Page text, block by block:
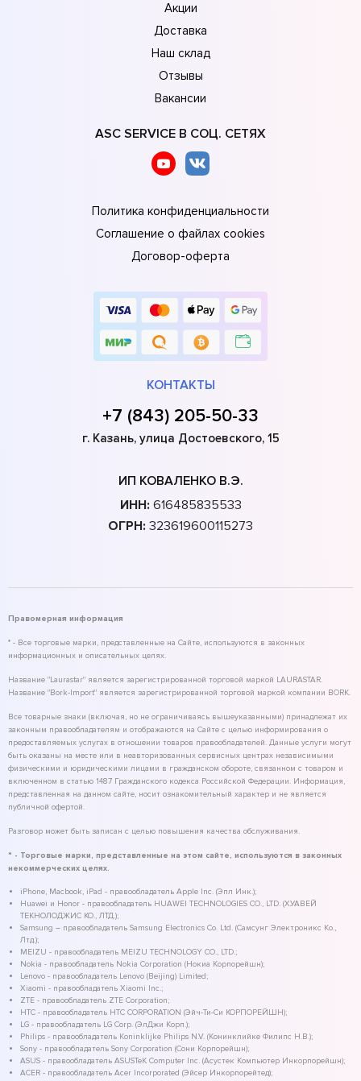
Акции
Доставка
Наш склад
Отзывы
Вакансии
ASC SERVICE В СОЦ. СЕТЯХ
Политика конфиденциальности
Соглашение о файлах cookies
Договор-оферта
КОНТАКТЫ
+7 (843) 205-50-33
г. Казань, улица Достоевского, 15
ИП КОВАЛЕНКО В.Э.
ИНН: 616485835533
ОГРН: 323619600115273
Правомерная информация
* - Все торговые марки, представленные на Сайте, используются в законных
информационных и описательных целях.
Название "Laurastar" является зарегистрированной торговой маркой LAURASTAR.
Название "Bork-Import" является зарегистрированной торговой маркой компании BORK.
Все товарные знаки (включая, но не ограничиваясь вышеуказанными) принадлежат их
законным правообладателям и отображаются на Сайте с целью информирования о
предоставляемых услугах в отношении товаров правообладателей. Данные услуги могут
быть оказаны на месте или в неавторизованных сервисных центрах независимыми
физическими и юридическими лицами в гражданском обороте, связанном с товаром и
включенном в статью 1487 Гражданского кодекса Российской Федерации. Информация,
представленная на данном сайте, носит ознакомительный характер и не является
публичной офертой.
Разговор может быть записан с целью повышения качества обслуживания.
* - Торговые марки, представленные на этом сайте, используются в законных
некоммерческих целях.
iPhone, Macbook, iPad - правообладатель Apple Inc. (Эпл Инк.);
Huawei и Honor - правообладатель HUAWEI TECHNOLOGIES CO., LTD. (ХУАВЕЙ
ТЕКНОЛОДЖИС КО., ЛТД.);
Samsung – правообладатель Samsung Electronics Co. Ltd. (Самсунг Электроникс Ко.,
Лтд.);
MEIZU - правообладатель MEIZU TECHNOLOGY CO., LTD.;
Nokia - правообладатель Nokia Corporation (Нокиа Корпорейшн);
Lenovo - правообладатель Lenovo (Beijing) Limited;
Xiaomi - правообладатель Xiaomi Inc.;
ZTE - правообладатель ZTE Corporation;
HTC - правообладатель HTC CORPORATION (Эйч-Ти-Си КОРПОРЕЙШН);
LG - правообладатель LG Corp. (ЭлДжи Корп.);
Philips - правообладатель Koninklijke Philips N.V. (Конинклийке Филипс Н.В.);
Sony - правообладатель Sony Corporation (Сони Корпорейшн);
ASUS - правообладатель ASUSTeK Computer Inc. (Асустек Компьютер Инкорпорейшн);
ACER - правообладатель Acer Incorporated (Эйсер Инкорпорейтед);